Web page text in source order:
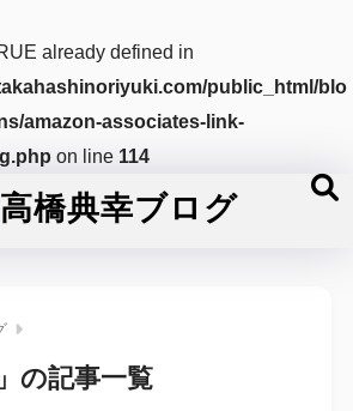
already defined in
public_html/blo
amazon-associates-link-
on line 114
高橋典幸ブログ
の記事一覧